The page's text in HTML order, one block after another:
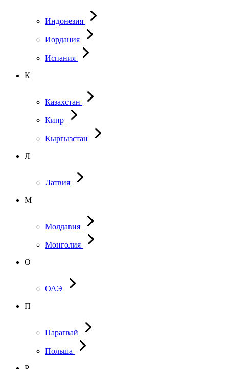
Индонезия
Иордания
Испания
К
Казахстан
Кипр
Кыргызстан
Л
Латвия
М
Молдавия
Монголия
О
ОАЭ
П
Парагвай
Польша